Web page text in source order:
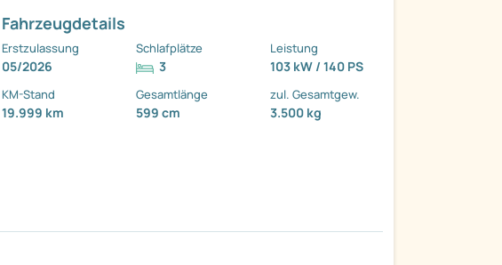
Fahrzeugdetails
Erstzulassung
05/2026
Schlafplätze
3
Leistung
103 kW / 140 PS
KM-Stand
19.999 km
Gesamtlänge
599 cm
zul. Gesamtgew.
3.500 kg